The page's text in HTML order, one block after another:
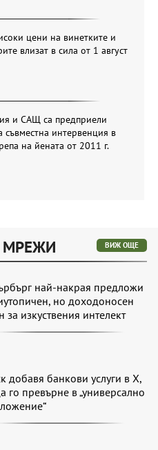
цени на винетките и
влизат в сила от 1 август
и САЩ са предприели
съвместна интервенция в
на йената от 2011 г.
МРЕЖИ ВИЖ ОЩЕ
най-накрая предложи
но доходоносен
за изкуствения интелект
добавя банкови услуги в X,
го превърне в „универсално